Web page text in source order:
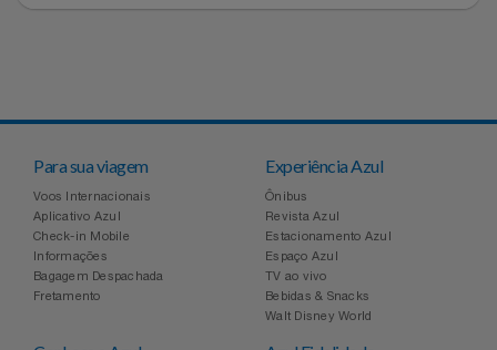
Para sua viagem
Voos Internacionais
Aplicativo Azul
Check-in Mobile
Informações
Bagagem Despachada
Fretamento
Experiência Azul
Ônibus
Revista Azul
Estacionamento Azul
Espaço Azul
TV ao vivo
Bebidas & Snacks
Walt Disney World